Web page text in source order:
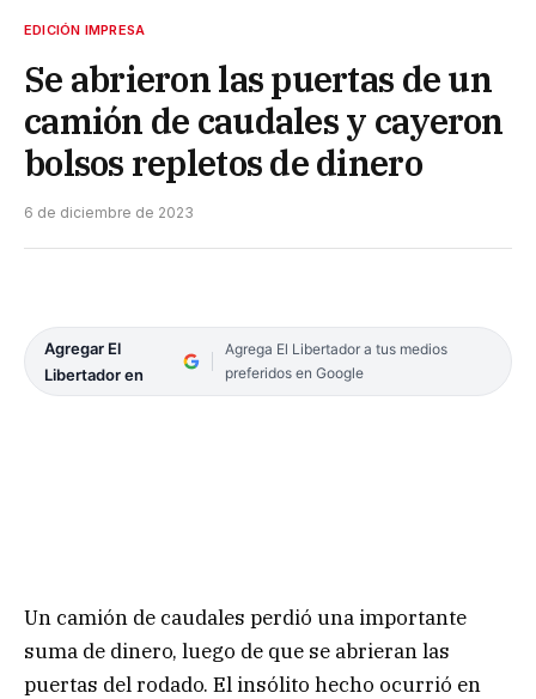
EDICIÓN IMPRESA
Se abrieron las puertas de un
camión de caudales y cayeron
bolsos repletos de dinero
6 de diciembre de 2023
Agregar El
Libertador en
Agrega El Libertador a tus medios
preferidos en Google
Un camión de caudales perdió una importante
suma de dinero, luego de que se abrieran las
puertas del rodado. El insólito hecho ocurrió en